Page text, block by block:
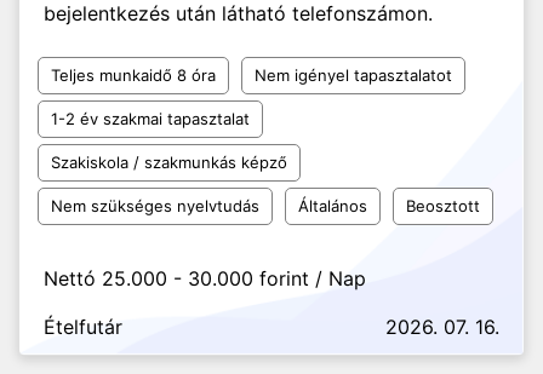
bejelentkezés után látható telefonszámon.
Teljes munkaidő 8 óra Nem igényel tapasztalatot
1-2 év szakmai tapasztalat
Szakiskola / szakmunkás képző
Nem szükséges nyelvtudás Általános Beosztott
Nettó 25.000 - 30.000 forint / Nap
Ételfutár
2026. 07. 16.